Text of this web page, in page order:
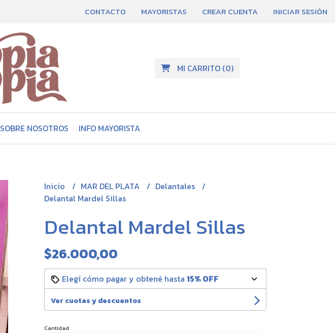
CONTACTO MAYORISTAS CREAR CUENTA INICIAR SESIÓN
MI CARRITO(0)
SOBRE NOSOTROS INFO MAYORISTA
Inicio MAR DEL PLATA
Delantales
Delantal Mardel Sillas
Delantal Mardel Sillas
$26.000,00
Elegí cómo pagar y obtené hasta 15% OFF
Ver cuotas y descuentos
Cantidad